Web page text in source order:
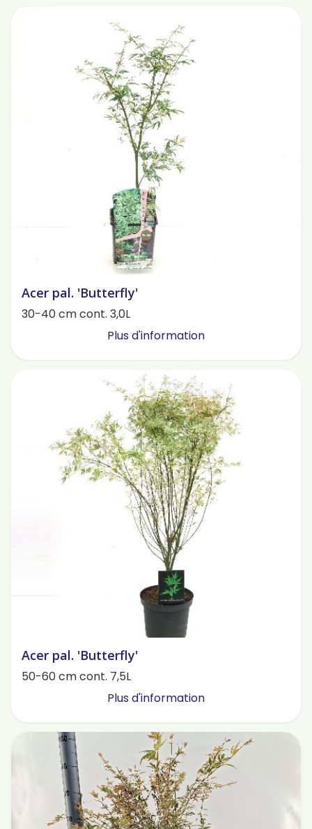
Acer pal. 'Butterfly'
30-40 cm cont. 3,0L
Plus d'information
Acer pal. 'Butterfly'
50-60 cm cont. 7,5L
Plus d'information